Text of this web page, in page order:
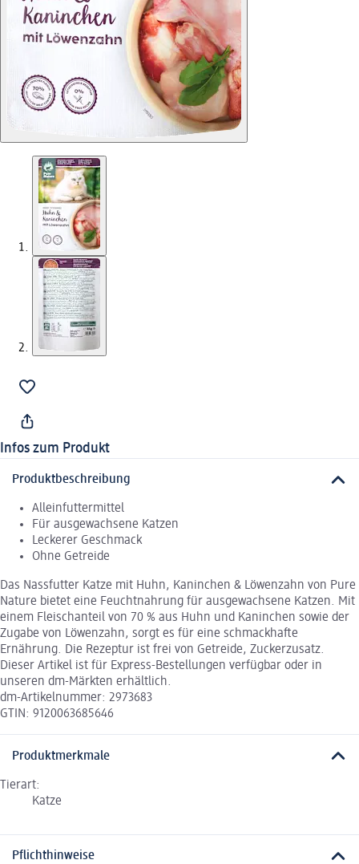
Infos zum Produkt
Produktbeschreibung
Alleinfuttermittel
Für ausgewachsene Katzen
Leckerer Geschmack
Ohne Getreide
Das Nassfutter Katze mit Huhn, Kaninchen & Löwenzahn von Pure
Nature bietet eine Feuchtnahrung für ausgewachsene Katzen. Mit
einem Fleischanteil von 70 % aus Huhn und Kaninchen sowie der
Zugabe von Löwenzahn, sorgt es für eine schmackhafte
Ernährung. Die Rezeptur ist frei von Getreide, Zuckerzusatz.
Dieser Artikel ist für Express-Bestellungen verfügbar oder in
unseren dm-Märkten erhältlich.
dm-Artikelnummer: 2973683
GTIN: 9120063685646
Produktmerkmale
Tierart:
Katze
Pflichthinweise